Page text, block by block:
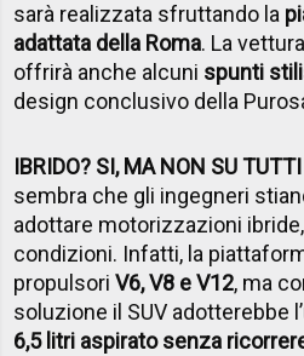
sarà realizzata sfruttando la
adattata della Roma. La
offrirà anche alcuni spunti
design conclusivo della
IBRIDO? SI, MA NON SU
sembra che gli ingegneri
adottare motorizzazioni
condizioni. Infatti, la
propulsoriV6, V8 e V12, ma
soluzione il SUV adotterebbe
6,5 litri aspirato senza